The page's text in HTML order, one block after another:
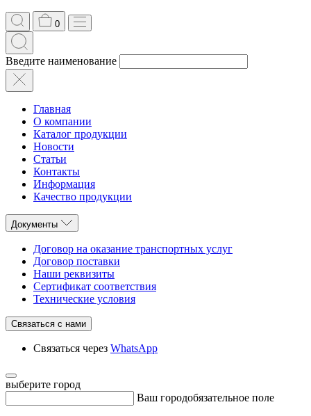
0
Введите наименование
Главная
О компании
Каталог продукции
Новости
Статьи
Контакты
Информация
Качество продукции
Документы
Договор на оказание транспортных услуг
Договор поставки
Наши реквизиты
Сертификат соответствия
Технические условия
Связаться с нами
Связаться через WhatsApp
выберите город
Ваш городобязательное поле